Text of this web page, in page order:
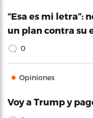
“Esa es mi letra”:
un plan contra su
0
Opiniones
Voy a Trump y